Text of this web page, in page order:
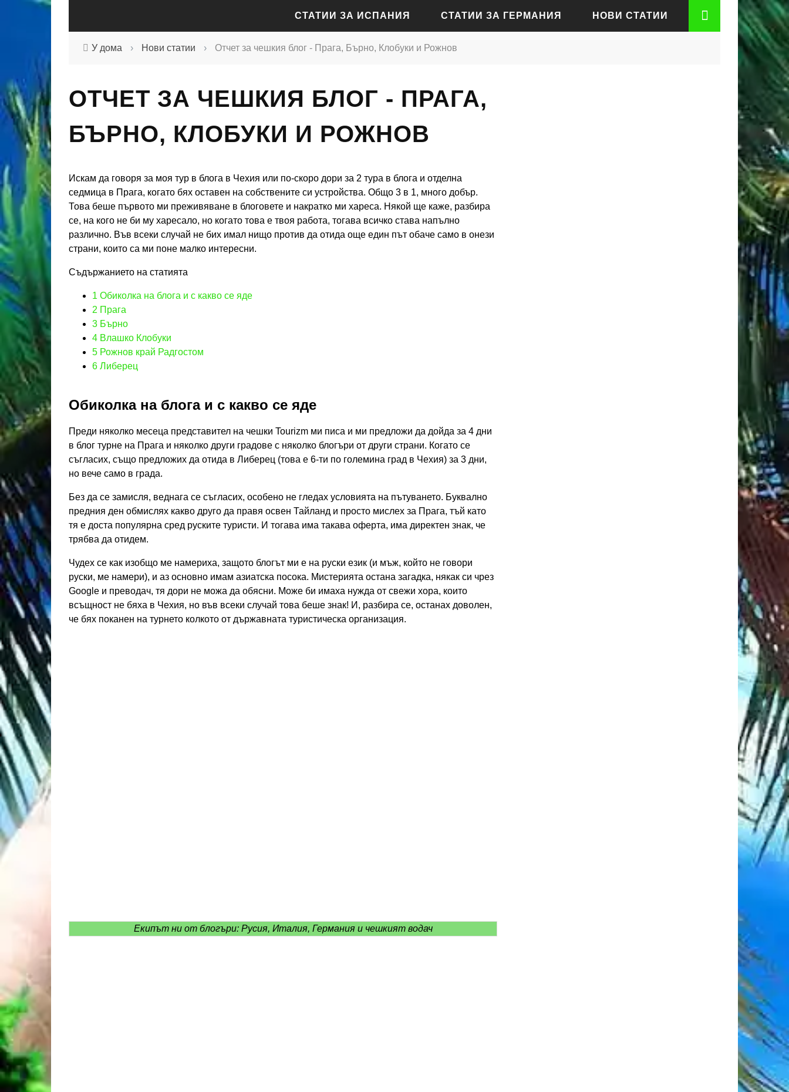
СТАТИИ ЗА ИСПАНИЯ
СТАТИИ ЗА БАРСЕЛОНА
СТАТИИ ЗА СЕВИЛЯ
СТАТИИ ЗА ГЕРМАНИЯ
СТАТИИ ЗА БЕРЛИН
СТАТИИ ЗА ХАМБУРГ
СТАТИИ ЗА МЮНХЕН
НОВИ СТАТИИ
У дома › Нови статии › Отчет за чешкия блог - Прага, Бърно, Клобуки и Рожнов
ОТЧЕТ ЗА ЧЕШКИЯ БЛОГ - ПРАГА,
БЪРНО, КЛОБУКИ И РОЖНОВ
Искам да говоря за моя тур в блога в Чехия или по-скоро дори за 2 тура в блога и отделна
седмица в Прага, когато бях оставен на собствените си устройства. Общо 3 в 1, много добър.
Това беше първото ми преживяване в блоговете и накратко ми хареса. Някой ще каже, разбира
се, на кого не би му харесало, но когато това е твоя работа, тогава всичко става напълно
различно. Във всеки случай не бих имал нищо против да отида още един път обаче само в онези
страни, които са ми поне малко интересни.
Съдържанието на статията
1 Обиколка на блога и с какво се яде
2 Прага
3 Бърно
4 Влашко Клобуки
5 Рожнов край Радгостом
6 Либерец
Обиколка на блога и с какво се яде
Преди няколко месеца представител на чешки Tourizm ми писа и ми предложи да дойда за 4 дни
в блог турне на Прага и няколко други градове с няколко блогъри от други страни. Когато се
съгласих, също предложих да отида в Либерец (това е 6-ти по големина град в Чехия) за 3 дни,
но вече само в града.
Без да се замисля, веднага се съгласих, особено не гледах условията на пътуването. Буквално
предния ден обмислях какво друго да правя освен Тайланд и просто мислех за Прага, тъй като
тя е доста популярна сред руските туристи. И тогава има такава оферта, има директен знак, че
трябва да отидем.
Чудех се как изобщо ме намериха, защото блогът ми е на руски език (и мъж, който не говори
руски, ме намери), и аз основно имам азиатска посока. Мистерията остана загадка, някак си чрез
Google и преводач, тя дори не можа да обясни. Може би имаха нужда от свежи хора, които
всъщност не бяха в Чехия, но във всеки случай това беше знак! И, разбира се, останах доволен,
че бях поканен на турнето колкото от държавната туристическа организация.
Екипът ни от блогъри: Русия, Италия, Германия и чешкият водач